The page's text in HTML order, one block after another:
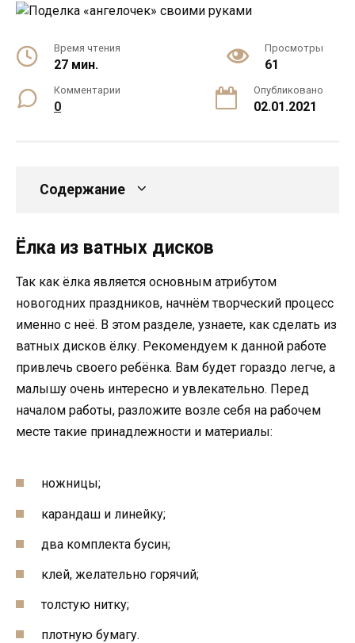
Время чтения
27 мин.
Просмотры
61
Комментарии
0
Опубликовано
02.01.2021
Содержание
Ёлка из ватных дисков
Так как ёлка является основным атрибутом
новогодних праздников, начнём творческий процесс
именно с неё. В этом разделе, узнаете, как сделать из
ватных дисков ёлку. Рекомендуем к данной работе
привлечь своего ребёнка. Вам будет гораздо легче, а
малышу очень интересно и увлекательно. Перед
началом работы, разложите возле себя на рабочем
месте такие принадлежности и материалы:
ножницы;
карандаш и линейку;
два комплекта бусин;
клей, желательно горячий;
толстую нитку;
плотную бумагу.